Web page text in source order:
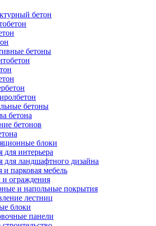
бетон
бетоны
бетоны
бетона
бетонов
блоки
для интерьера
для ландшафтного дизайна
и парковая мебель
ограждения
и напольные покрытия
лестниц
блоки
панели